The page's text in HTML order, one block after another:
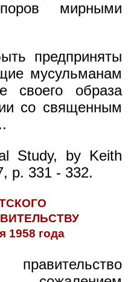
мирными
предприняты
мусульманам
своего образа
со священным
Study, by Keith
p. 331 - 332.
1958 года